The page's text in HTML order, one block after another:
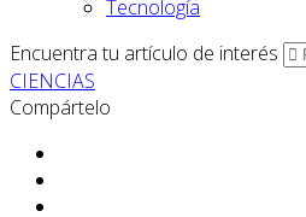
Tecnología
Encuentra tu artículo de interés
CIENCIAS
Compártelo